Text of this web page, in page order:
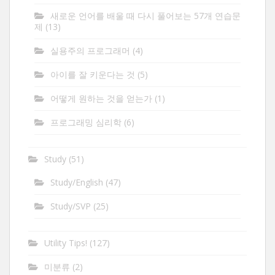
새로운 언어를 배울 때 다시 풀어보는 57개 연습문
제 (13)
실용주의 프로그래머 (4)
아이를 잘 키운다는 것 (5)
어떻게 원하는 것을 얻는가 (1)
프로그래밍 심리학 (6)
Study (51)
Study/English (47)
Study/SVP (25)
Utility Tips! (127)
미분류 (2)